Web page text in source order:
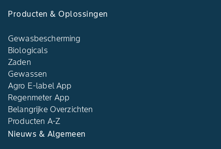
Producten & Oplossingen
Gewasbescherming
Biologicals
Zaden
Gewassen
Agro E-label App
Regenmeter App
Belangrijke Overzichten
Producten A-Z
Nieuws & Algemeen